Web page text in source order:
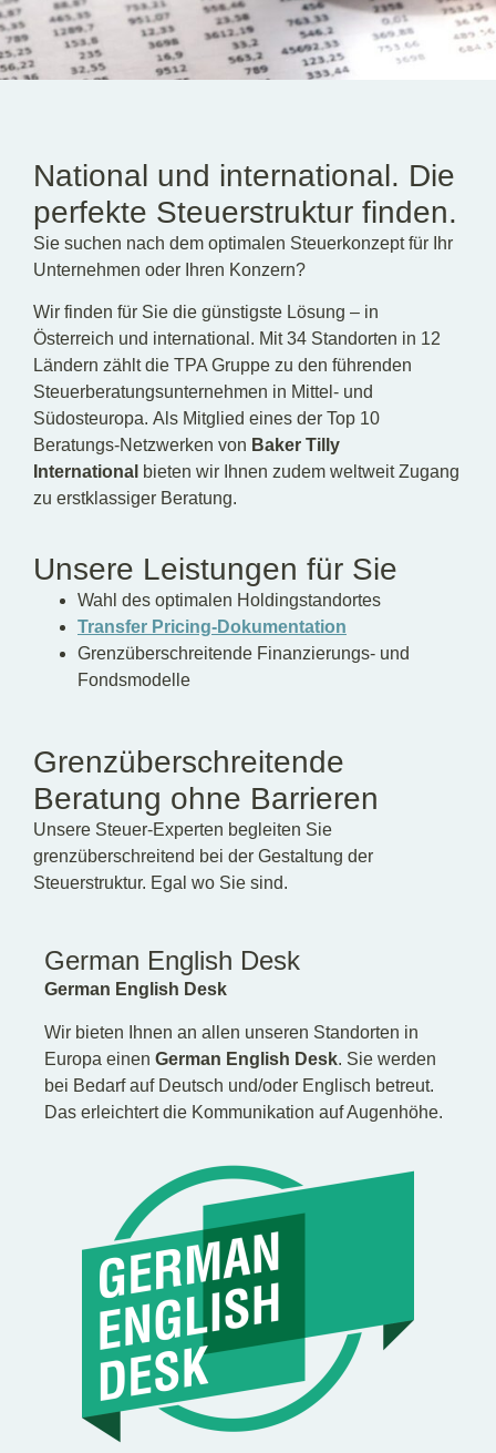
DE
EN
National und international. Die
perfekte Steuerstruktur finden.
Sie suchen nach dem optimalen Steuerkonzept für Ihr
Unternehmen oder Ihren Konzern?
Wir finden für Sie die günstigste Lösung – in
Österreich und international. Mit 34 Standorten in 12
Ländern zählt die TPA Gruppe zu den führenden
Steuerberatungsunternehmen in Mittel- und
Südosteuropa. Als Mitglied eines der Top 10
Beratungs-Netzwerken von Baker Tilly
International bieten wir Ihnen zudem weltweit Zugang
zu erstklassiger Beratung.
Unsere Leistungen für Sie
Wahl des optimalen Holdingstandortes
Transfer Pricing-Dokumentation
Grenzüberschreitende Finanzierungs- und
Fondsmodelle
Grenzüberschreitende
Beratung ohne Barrieren
Unsere Steuer-Experten begleiten Sie
grenzüberschreitend bei der Gestaltung der
Steuerstruktur. Egal wo Sie sind.
German English Desk
German English Desk
Wir bieten Ihnen an allen unseren Standorten in
Europa einen German English Desk. Sie werden
bei Bedarf auf Deutsch und/oder Englisch betreut.
Das erleichtert die Kommunikation auf Augenhöhe.